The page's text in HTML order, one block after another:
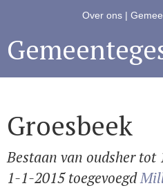
Over ons |
Groesbeek
Bestaan van oudsher tot
1-1-2015 toegevoegd